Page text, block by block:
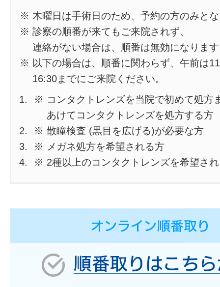
※ 木曜日は手術日のため、予約の方のみと
※ 診察の順番が来てもご来院されず、
連絡がない場合は、順番は無効になりま
※ 以下の場合は、順番に関わらず、午前は
16:30までにご来院ください。
※ コンタクトレンズを当院で初めて処方
あけてコンタクトレンズを処方する方
※ 散瞳検査 (黒目を広げる)が必要な方
※ メガネ処方を希望される方
※ 2種以上のコンタクトレンズを希望さ